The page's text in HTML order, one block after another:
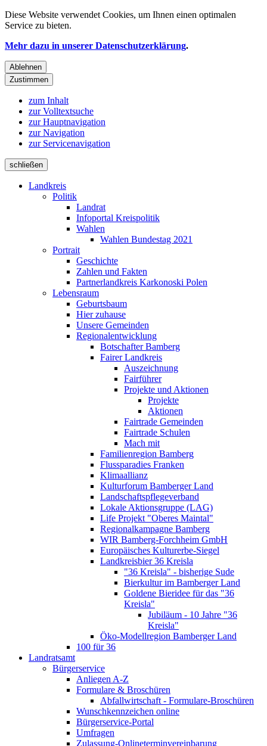
Diese Website verwendet Cookies, um Ihnen einen optimalen
Service zu bieten.
Mehr dazu in unserer Datenschutzerklärung.
Ablehnen
Zustimmen
zum Inhalt
zur Volltextsuche
zur Hauptnavigation
zur Navigation
zur Servicenavigation
schließen
Landkreis
Politik
Landrat
Infoportal Kreispolitik
Wahlen
Wahlen Bundestag 2021
Portrait
Geschichte
Zahlen und Fakten
Partnerlandkreis Karkonoski Polen
Lebensraum
Geburtsbaum
Hier zuhause
Unsere Gemeinden
Regionalentwicklung
Botschafter Bamberg
Fairer Landkreis
Auszeichnung
Fairführer
Projekte und Aktionen
Projekte
Aktionen
Fairtrade Gemeinden
Fairtrade Schulen
Mach mit
Familienregion Bamberg
Flussparadies Franken
Klimaallianz
Kulturforum Bamberger Land
Landschaftspflegeverband
Lokale Aktionsgruppe (LAG)
Life Projekt "Oberes Maintal"
Regionalkampagne Bamberg
WIR Bamberg-Forchheim GmbH
Europäisches Kulturerbe-Siegel
Landkreisbier 36 Kreisla
"36 Kreisla" - bisherige Sude
Bierkultur im Bamberger Land
Goldene Bieridee für das "36
Kreisla"
Jubiläum - 10 Jahre "36
Kreisla"
Öko-Modellregion Bamberger Land
100 für 36
Landratsamt
Bürgerservice
Anliegen A-Z
Formulare & Broschüren
Abfallwirtschaft - Formulare-Broschüren
Wunschkennzeichen online
Bürgerservice-Portal
Umfragen
Zulassung-Onlineterminvereinbarung